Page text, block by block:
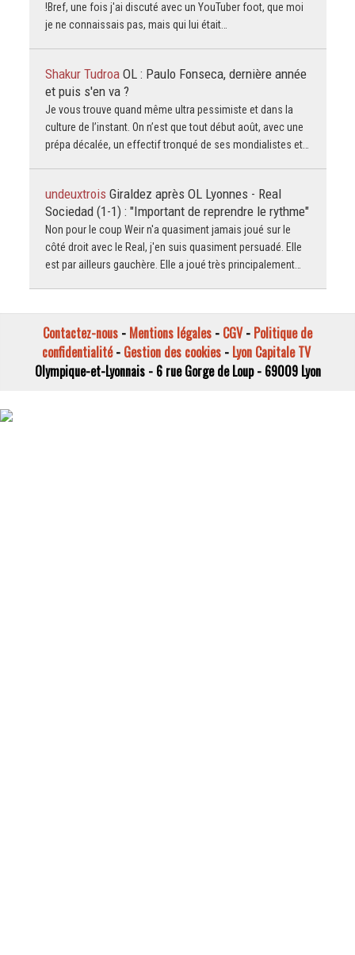
!Bref, une fois j'ai discuté avec un YouTuber foot, que moi
je ne connaissais pas, mais qui lui était…
Shakur Tudroa OL : Paulo Fonseca, dernière année
et puis s'en va ?
Je vous trouve quand même ultra pessimiste et dans la
culture de l’instant. On n’est que tout début août, avec une
prépa décalée, un effectif tronqué de ses mondialistes et…
undeuxtrois Giraldez après OL Lyonnes - Real
Sociedad (1-1) : "Important de reprendre le rythme"
Non pour le coup Weir n'a quasiment jamais joué sur le
côté droit avec le Real, j'en suis quasiment persuadé. Elle
est par ailleurs gauchère. Elle a joué très principalement…
Contactez-nous - Mentions légales - CGV- Politique de
confidentialité- Gestion des cookies- Lyon Capitale TV
Olympique-et-Lyonnais - 6 rue Gorge de Loup - 69009 Lyon